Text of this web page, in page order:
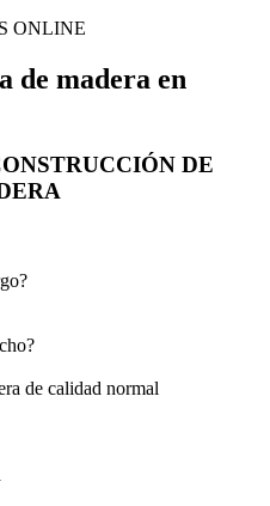
ONLINE
de madera en
DE
de calidad normal